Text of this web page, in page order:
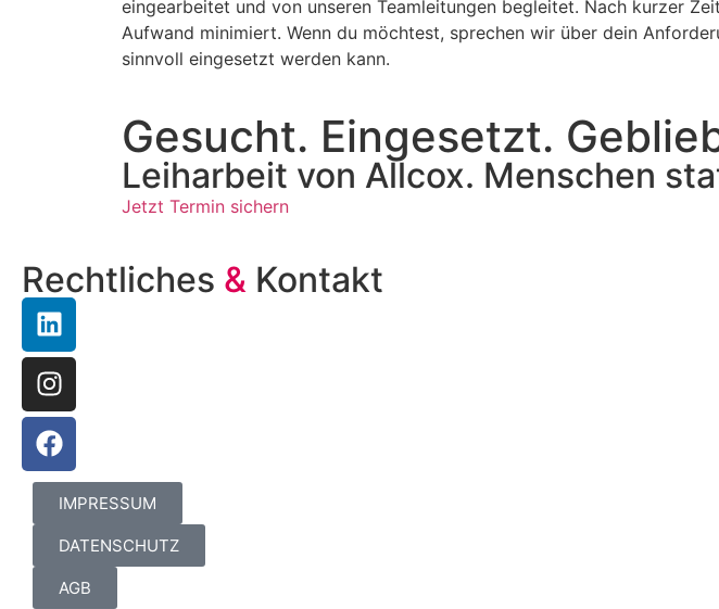
eingearbeitet und von unseren Teamleitungen begleitet. Nach kurzer
Aufwand minimiert. Wenn du möchtest, sprechen wir über dein
sinnvoll eingesetzt werden kann.
Gesucht. Eingesetzt.
Leiharbeit von Allcox. Menschen
Jetzt Termin sichern
Rechtliches & Kontakt
IMPRESSUM
DATENSCHUTZ
AGB